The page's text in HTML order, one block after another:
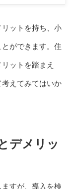
ットを持ち、小
ができます。住
ットを踏まえ
えてみてはいか
デメリッ
すが、導入を検